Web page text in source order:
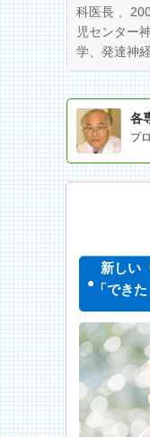
科医長 、
児センター
学、発達神
各
プ
新しい
「でき